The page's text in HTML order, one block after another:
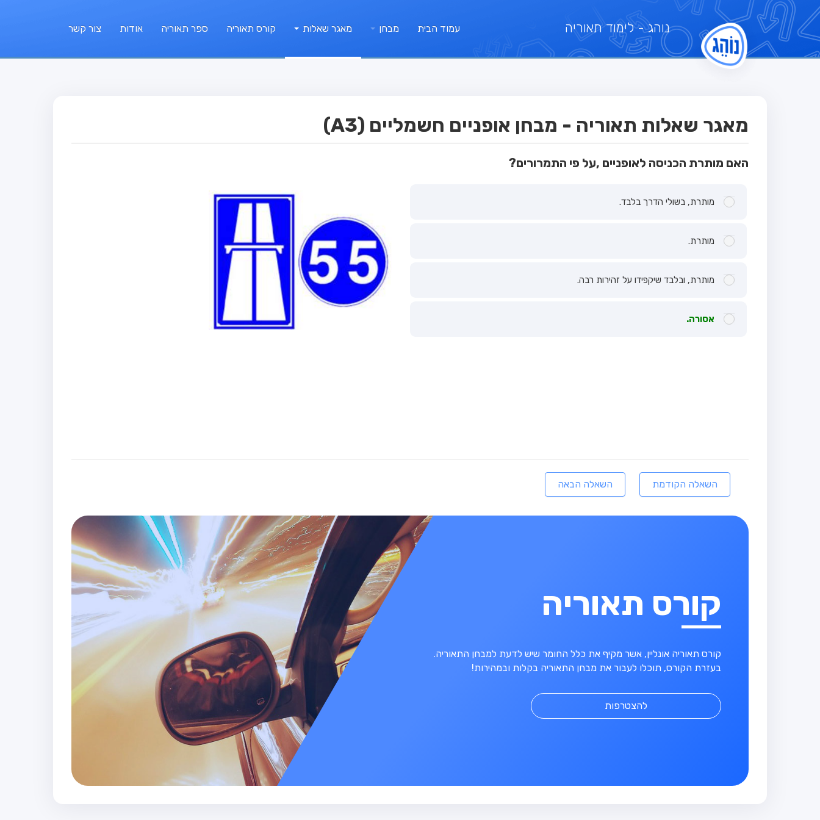
נוהג- לימוד תאוריה עמוד הבית מבחן מאגר שאלות קורס תאוריה ספר תאוריה אודות צור קשר
מאגר שאלות תאוריה - מבחן אופניים חשמליים (A3)
האם מותרת הכניסה לאופניים ,על פי התמרורים?
מותרת, בשולי הדרך בלבד.
מותרת.
מותרת, ובלבד שיקפידו על זהירות רבה.
אסורה.
השאלה הקודמת השאלה הבאה
קורס תאוריה
קורס תאוריה אונליין, אשר מקיף את כלל החומר שיש לדעת למבחן התאוריה.
בעזרת הקורס, תוכלו לעבור את מבחן התאוריה בקלות ובמהירות!
להצטרפות